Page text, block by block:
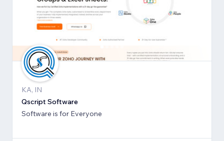
KA, IN
Qscript Software
Software is for Everyone